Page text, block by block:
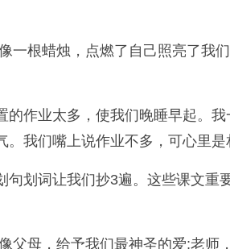
一根蜡烛，点燃了自己照亮了我
作业太多，使我们晚睡早起。我
我们嘴上说作业不多，可心里是
划词让我们抄3遍。这些课文
父母，给予我们最神圣的爱;老